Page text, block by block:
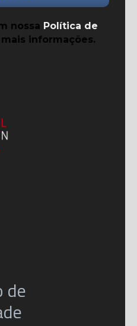
nossa Política de
mais informações.
de